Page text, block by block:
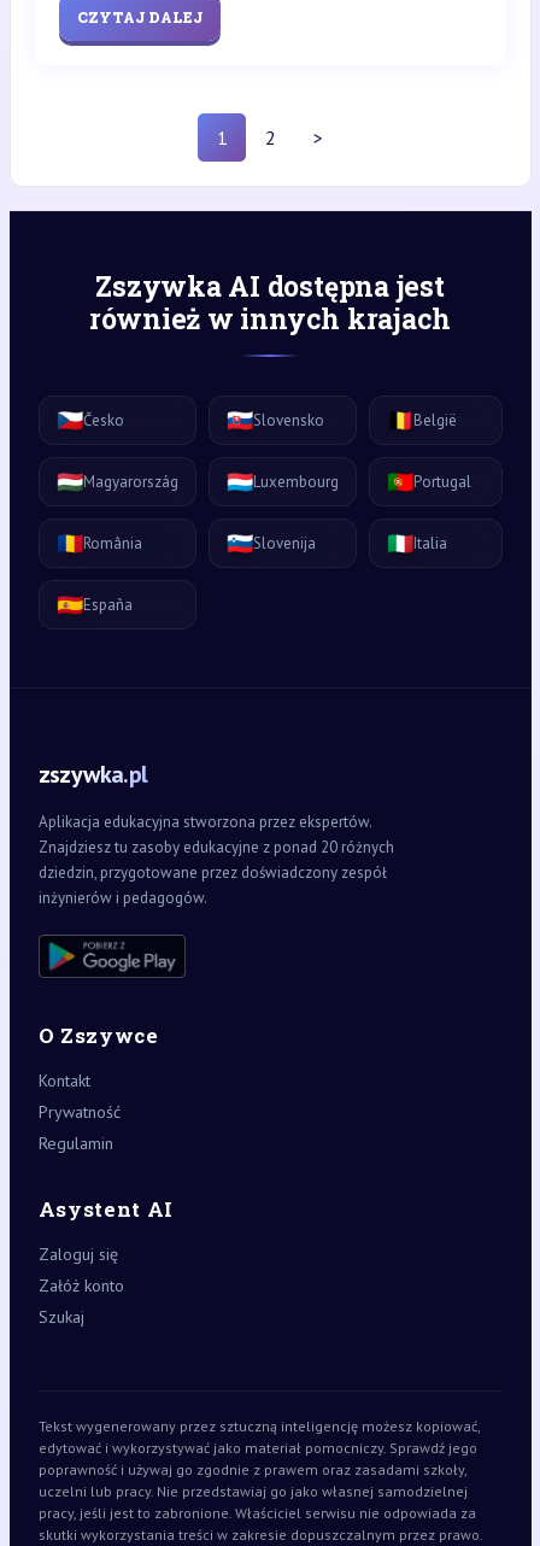
CZYTAJ DALEJ
1 2 >
Zszywka AI dostępna jest
również w innych krajach
🇨🇿Česko 🇸🇰Slovensko 🇧🇪België
🇭🇺Magyarország 🇱🇺Luxembourg 🇵🇹Portugal
🇷🇴România 🇸🇮Slovenija 🇮🇹Italia
🇪🇸España
zszywka.pl
Aplikacja edukacyjna stworzona przez ekspertów.
Znajdziesz tu zasoby edukacyjne z ponad 20 różnych
dziedzin, przygotowane przez doświadczony zespół
inżynierów i pedagogów.
O Zszywce
Kontakt
Prywatność
Regulamin
Asystent AI
Zaloguj się
Załóż konto
Szukaj
Tekst wygenerowany przez sztuczną inteligencję możesz kopiować,
edytować i wykorzystywać jako materiał pomocniczy. Sprawdź jego
poprawność i używaj go zgodnie z prawem oraz zasadami szkoły,
uczelni lub pracy. Nie przedstawiaj go jako własnej samodzielnej
pracy, jeśli jest to zabronione. Właściciel serwisu nie odpowiada za
skutki wykorzystania treści w zakresie dopuszczalnym przez prawo.